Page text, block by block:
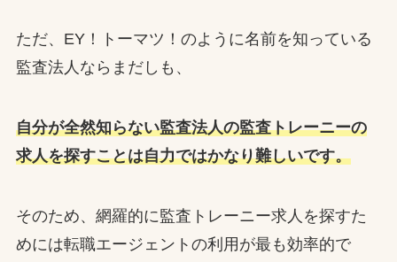
ただ、EY！トーマツ！のように名前を知っている
監査法人ならまだしも、
自分が全然知らない監査法人の監査トレーニーの
求人を探すことは自力ではかなり難しいです。
そのため、網羅的に監査トレーニー求人を探すた
めには転職エージェントの利用が最も効率的で